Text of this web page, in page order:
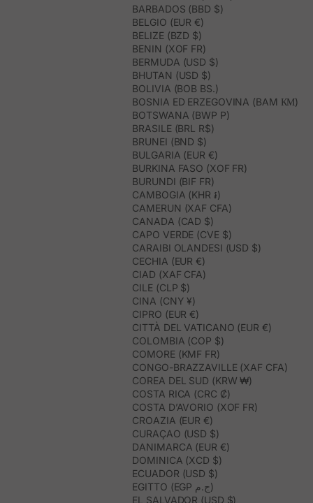
BARBADOS (BBD $)
BELGIO (EUR €)
BELIZE (BZD $)
BENIN (XOF FR)
BERMUDA (USD $)
BHUTAN (USD $)
BOLIVIA (BOB BS.)
BOSNIA ED ERZEGOVINA (BAM КМ)
BOTSWANA (BWP P)
BRASILE (BRL R$)
BRUNEI (BND $)
BULGARIA (EUR €)
BURKINA FASO (XOF FR)
BURUNDI (BIF FR)
CAMBOGIA (KHR ៛)
CAMERUN (XAF CFA)
CANADA (CAD $)
CAPO VERDE (CVE $)
CARAIBI OLANDESI (USD $)
CECHIA (EUR €)
CIAD (XAF CFA)
CILE (CLP $)
CINA (CNY ¥)
CIPRO (EUR €)
CITTÀ DEL VATICANO (EUR €)
COLOMBIA (COP $)
COMORE (KMF FR)
CONGO-BRAZZAVILLE (XAF CFA)
COREA DEL SUD (KRW ₩)
COSTA RICA (CRC ₡)
COSTA D’AVORIO (XOF FR)
CROAZIA (EUR €)
CURAÇAO (USD $)
DANIMARCA (EUR €)
DOMINICA (XCD $)
ECUADOR (USD $)
EGITTO (EGP ج.م)
EL SALVADOR (USD $)